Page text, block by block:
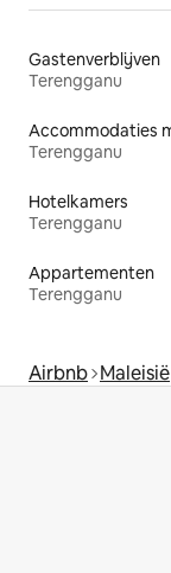
Gastenverblijven
Terengganu
Terengganu
Hotelkamers
Terengganu
Appartementen
Terengganu
Airbnb Maleisië